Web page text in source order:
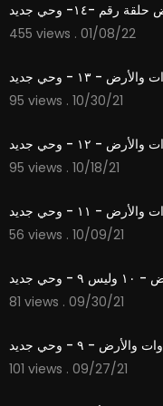
-١٤- وحي جديد
455 views . 01/08/22
- ١٣ - وحي جديد
95 views . 10/30/21
- ١٢ - وحي جديد
95 views . 10/18/21
- ١١ - وحي جديد
56 views . 10/09/21
جديد
81 views . 09/30/21
- ٩ - وحي جديد
101 views . 09/27/21